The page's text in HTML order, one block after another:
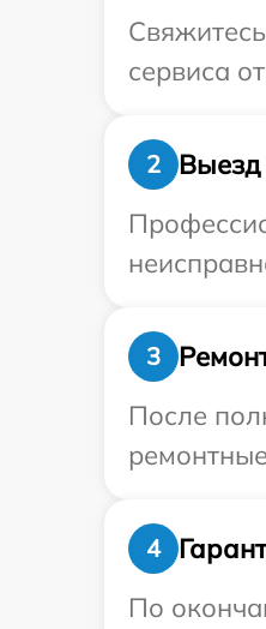
сервиса
2
Выезд
3
После
4
По